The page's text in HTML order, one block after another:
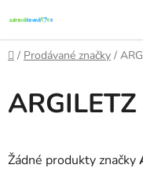
na
obsah
Domů
/ Prodávané značky /
ARGILETZ
Žádné produkty značky